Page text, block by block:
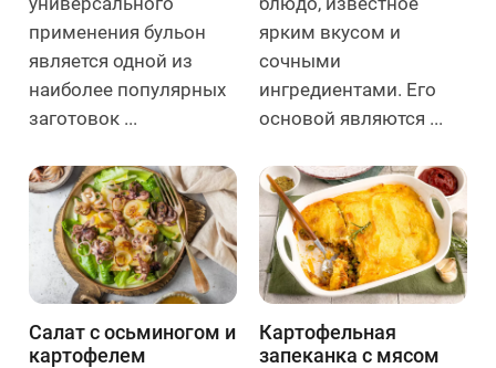
применения бульон
является одной из
наиболее популярных
заготовок ...
ярким вкусом и
сочными
ингредиентами. Его
основой являются ...
Салат с осьминогом и
картофелем
Картофельная
запеканка с мясом